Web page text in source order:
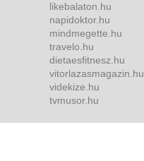
likebalaton.hu
napidoktor.hu
mindmegette.hu
travelo.hu
dietaesfitnesz.hu
vitorlazasmagazin.hu
videkize.hu
tvmusor.hu